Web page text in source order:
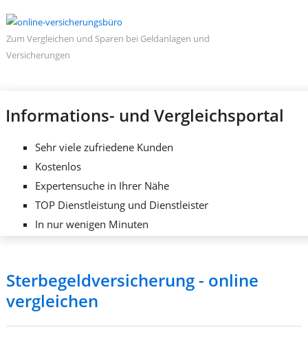
Zum Vergleichen und Sparen bei Geldanlagen und
Versicherungen
Informations- und Vergleichsportal
Sehr viele zufriedene Kunden
Kostenlos
Expertensuche in Ihrer Nähe
TOP Dienstleistung und Dienstleister
In nur wenigen Minuten
Sterbegeldversicherung - online
vergleichen